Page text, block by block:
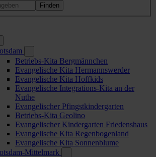
Betriebs-Kita Bergmännchen
Evangelische Kita Hermannswerder
Evangelische Kita Hoffkids
Evangelische Integrations-Kita an der
Nuthe
Evangelischer Pfingstkindergarten
Betriebs-Kita Geolino
Evangelischer Kindergarten Friedenshaus
Evangelische Kita Regenbogenland
Evangelische Kita Sonnenblume
Mittelmark